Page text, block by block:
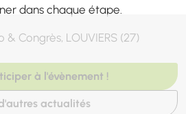
dans chaque étape.
& Congrès, LOUVIERS (27)
à l'évènement !
actualités